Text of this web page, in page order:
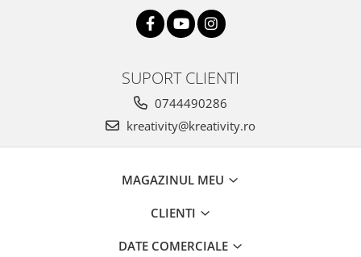
SUPORT CLIENTI
0744490286
kreativity@kreativity.ro
MAGAZINUL MEU
CLIENTI
DATE COMERCIALE